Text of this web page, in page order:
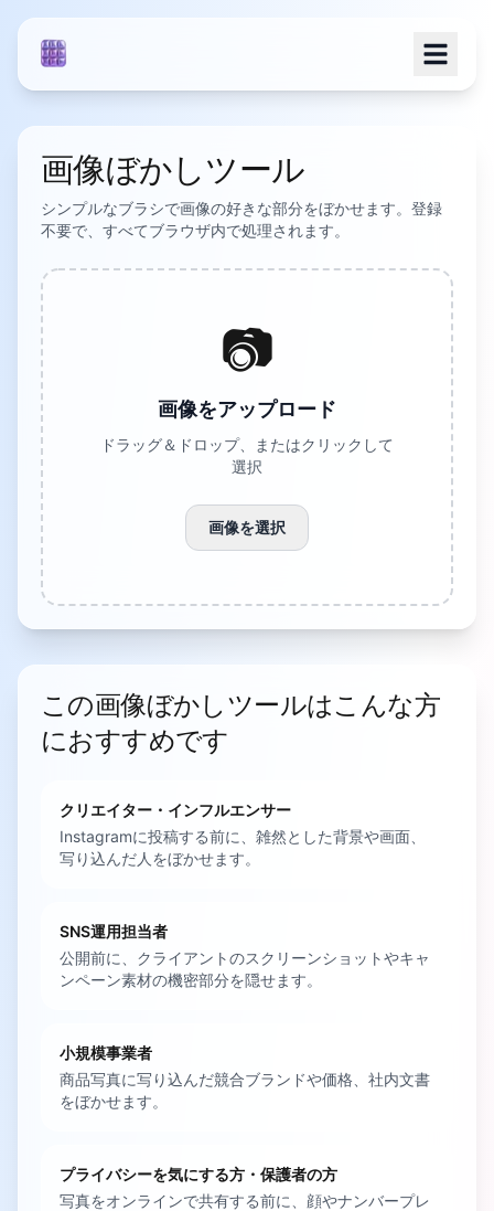
画像ぼかしツール
シンプルなブラシで画像の好きな部分をぼかせます。登録
不要で、すべてブラウザ内で処理されます。
📷
画像をアップロード
ドラッグ＆ドロップ、またはクリックして
選択
画像を選択
この画像ぼかしツールはこんな方
におすすめです
クリエイター・インフルエンサー
Instagramに投稿する前に、雑然とした背景や画面、
写り込んだ人をぼかせます。
SNS運用担当者
公開前に、クライアントのスクリーンショットやキャ
ンペーン素材の機密部分を隠せます。
小規模事業者
商品写真に写り込んだ競合ブランドや価格、社内文書
をぼかせます。
プライバシーを気にする方・保護者の方
写真をオンラインで共有する前に、顔やナンバープレ